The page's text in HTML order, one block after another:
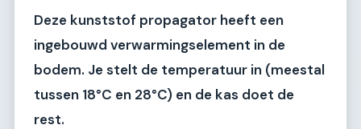
Deze kunststof propagator heeft een
ingebouwd verwarmingselement in de
bodem. Je stelt de temperatuur in (meestal
tussen 18°C en 28°C) en de kas doet de
rest.